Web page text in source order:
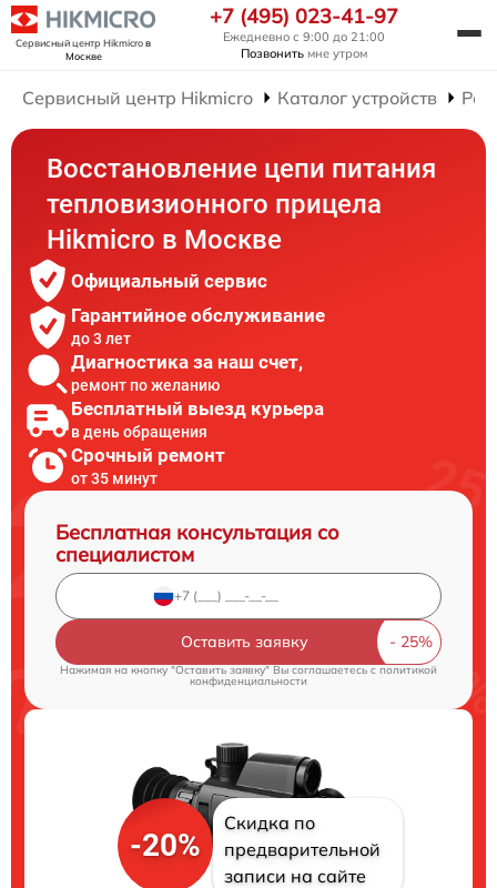
Сервисный центр Hikmicroв
Москве
+7 (495) 023-41-97
Ежедневно с 9:00 до 21:00
Позвонить мне утром
Сервисный центр Hikmicro Каталог устройств
Восстановление цепи питания
тепловизионного прицела
Hikmicro в Москве
Официальный сервис
Гарантийное обслуживание
до 3 лет
Диагностика за наш счет,
ремонт по желанию
Бесплатный выезд курьера
в день обращения
Срочный ремонт
от 35 минут
Бесплатная консультация со
специалистом
Оставить заявку
Нажимая на кнопку "Оставить заявку" Вы соглашаетесь cполитикой
конфиденциальности
-20%
Скидка по
предварительной
записи на сайте